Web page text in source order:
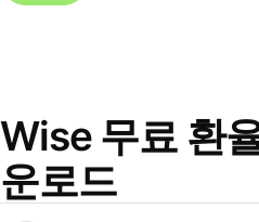
Wise 무료 환
운로드